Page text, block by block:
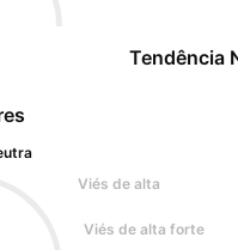
Viés de alta
Viés de alta forte
Tendência